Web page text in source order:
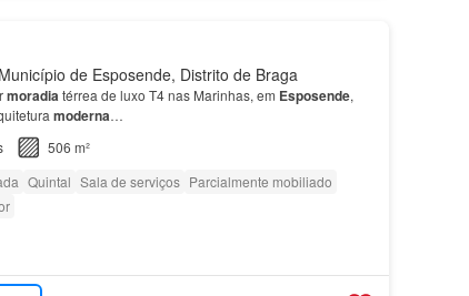
de Esposende, Distrito de Braga
moradiatérrea de luxo T4 nas Marinhas, em Esposende,
moderna…
506 m²
Quintal Sala de serviços Parcialmente mobiliado